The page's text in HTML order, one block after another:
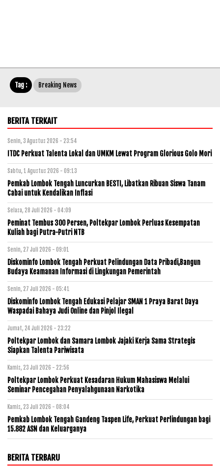
Tag : Breaking News
BERITA TERKAIT
Senin, 3 Agustus 2026 - 23:54
ITDC Perkuat Talenta Lokal dan UMKM Lewat Program Glorious Golo Mori
Sabtu, 1 Agustus 2026 - 09:13
Pemkab Lombok Tengah Luncurkan BESTI, Libatkan Ribuan Siswa Tanam
Cabai untuk Kendalikan Inflasi
Selasa, 28 Juli 2026 - 04:09
Peminat Tembus 300 Persen, Poltekpar Lombok Perluas Kesempatan
Kuliah bagi Putra-Putri NTB
Senin, 27 Juli 2026 - 09:01
Diskominfo Lombok Tengah Perkuat Pelindungan Data Pribadi,Bangun
Budaya Keamanan Informasi di Lingkungan Pemerintah
Senin, 27 Juli 2026 - 05:41
Diskominfo Lombok Tengah Edukasi Pelajar SMAN 1 Praya Barat Daya
Waspadai Bahaya Judi Online dan Pinjol Ilegal
Jumat, 24 Juli 2026 - 23:22
Poltekpar Lombok dan Samara Lombok Jajaki Kerja Sama Strategis
Siapkan Talenta Pariwisata
Kamis, 23 Juli 2026 - 22:56
Poltekpar Lombok Perkuat Kesadaran Hukum Mahasiswa Melalui
Seminar Pencegahan Penyalahgunaan Narkotika
Kamis, 23 Juli 2026 - 08:04
Pemkab Lombok Tengah Gandeng Taspen Life, Perkuat Perlindungan bagi
15.882 ASN dan Keluarganya
BERITA TERBARU